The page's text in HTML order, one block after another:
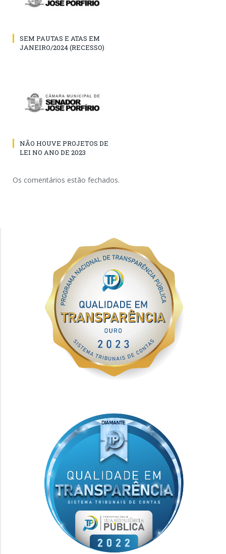
SEM PAUTAS E ATAS EM
JANEIRO/2024 (RECESSO)
NÃO HOUVE PROJETOS DE
LEI NO ANO DE 2023
Os comentários estão fechados.